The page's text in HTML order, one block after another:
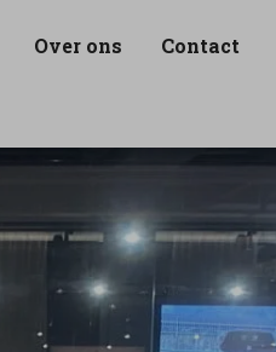
Over ons Contact